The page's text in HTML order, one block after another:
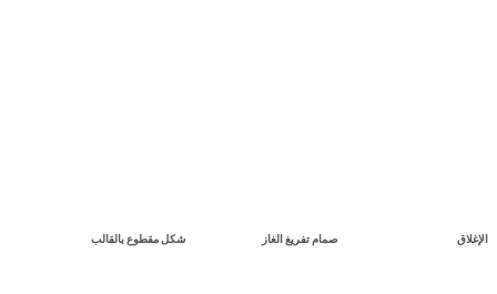
صمام تفريغ الغاز شكل مقطوع بالقالب